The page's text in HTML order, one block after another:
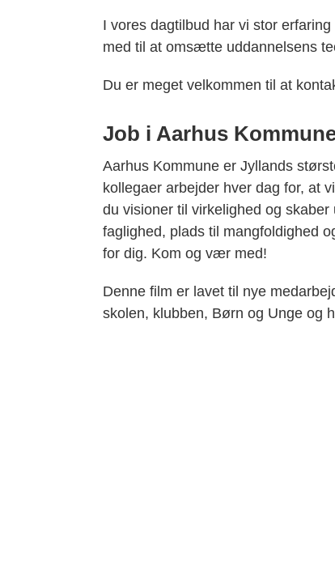
I vores dagtilbud har vi stor
med til at omsætte uddannelsens
Du er meget velkommen til at
Job i Aarhus
Aarhus Kommune er Jyllands
kollegaer arbejder hver dag for, at
du visioner til virkelighed og
faglighed, plads til mangfoldighed
for dig. Kom og vær med!
Denne film er lavet til nye
skolen, klubben, Børn og Unge og